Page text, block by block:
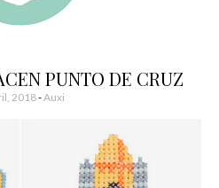
PUNTO DE CRUZ
2018-Auxi